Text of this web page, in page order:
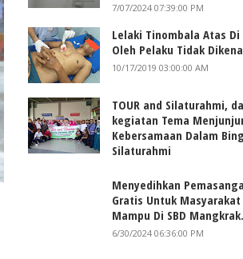
7/07/2024 07:39:00 PM
Lelaki Tinombala Atas Di
Oleh Pelaku Tidak
10/17/2019 03:00:00 AM
TOUR and Silaturahmi,
kegiatan Tema
Kebersamaan Dalam
Silaturahmi
Menyedihkan
Gratis Untuk
Mampu Di SBD Mangkrak.
6/30/2024 06:36:00 PM